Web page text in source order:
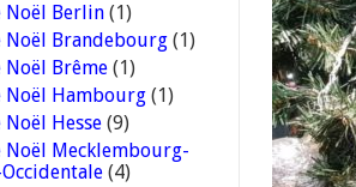
Noël Berlin (1)
Noël Brandebourg (1)
Noël Brême (1)
Noël Hambourg (1)
Noël Hesse (9)
Noël Mecklembourg-
(4)